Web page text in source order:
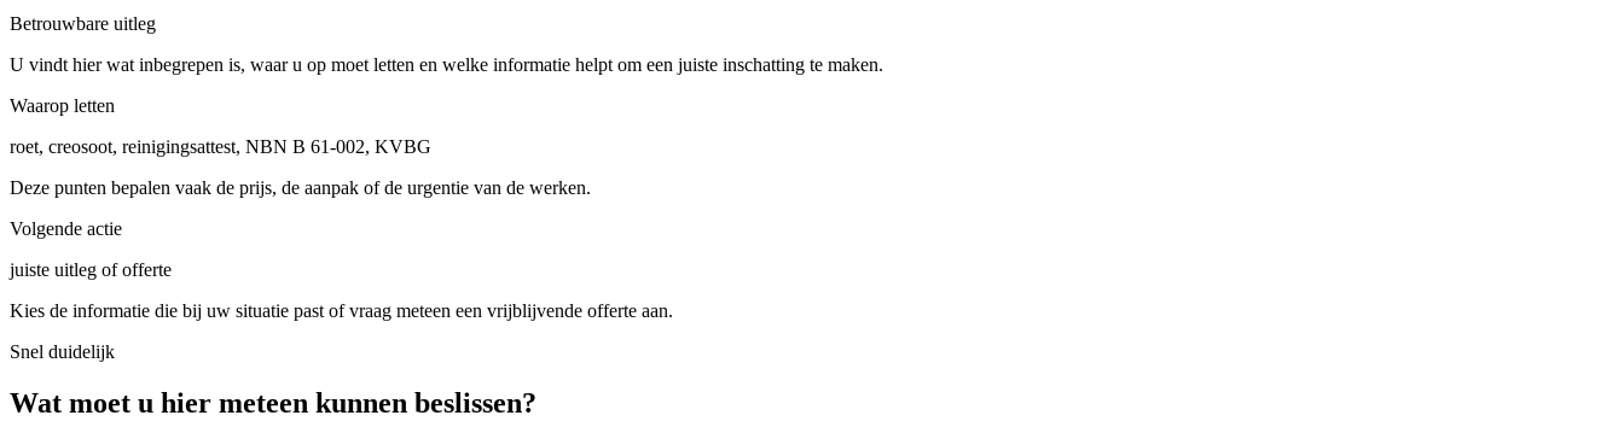
Betrouwbare uitleg
U vindt hier wat inbegrepen is, waar u op moet letten en welke informatie helpt om een juiste inschatting te maken.
Waarop letten
roet, creosoot, reinigingsattest, NBN B 61-002, KVBG
Deze punten bepalen vaak de prijs, de aanpak of de urgentie van de werken.
Volgende actie
juiste uitleg of offerte
Kies de informatie die bij uw situatie past of vraag meteen een vrijblijvende offerte aan.
Snel duidelijk
Wat moet u hier meteen kunnen beslissen?